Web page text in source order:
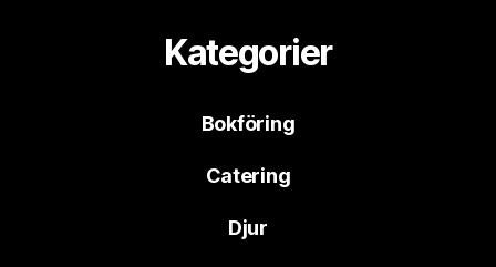
Kategorier
Bokföring
Catering
Djur